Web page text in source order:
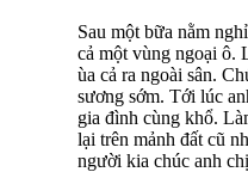
Sau một bữa nằm
cả một vùng ngoại ô.
ùa cả ra ngoài sân.
sương sớm. Tới lúc
gia đình cùng khổ.
lại trên mảnh đất cũ
người kia chúc anh